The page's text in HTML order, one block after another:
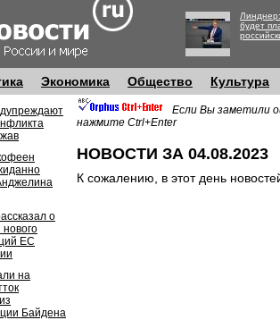
будет
Экономика Общество Культура
о
ЕС
на
Байдена
Если Вы заметили
нажмите Ctrl+Enter
НОВОСТИ ЗА 04.08.2023
К сожалению, в этот день